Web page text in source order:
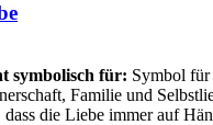
Aktueller
Preis
ist:
299,00 €.
symbolisch für: Symbol für
Familie und
dass die Liebe immer auf